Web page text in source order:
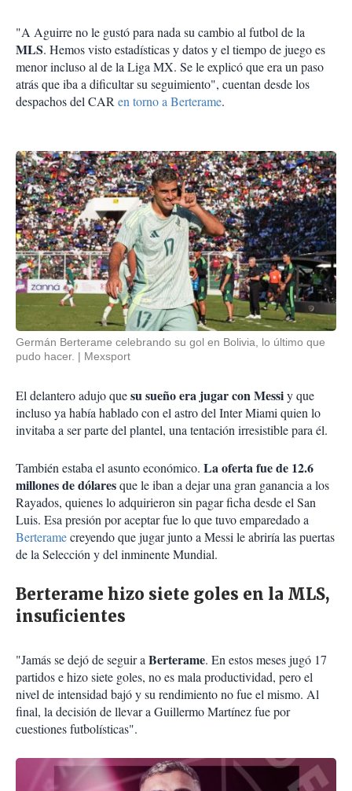
"A Aguirre no le gustó para nada su cambio al futbol de la
MLS. Hemos visto estadísticas y datos y el tiempo de juego es
menor incluso al de la Liga MX. Se le explicó que era un paso
atrás que iba a dificultar su seguimiento", cuentan desde los
despachos del CARen torno a Berterame.
Germán Berterame celebrando su gol en Bolivia, lo último que
pudo hacer.
Mexsport
El delantero adujo quesu sueño era jugar con Messiy que
incluso ya había hablado con el astro del Inter Miami quien lo
invitaba a ser parte del plantel, una tentación irresistible para él.
También estaba el asunto económico. La oferta fue de 12.6
millones de dólaresque le iban a dejar una gran ganancia a los
Rayados, quienes lo adquirieron sin pagar ficha desde el San
Luis. Esa presión por aceptar fue lo que tuvo emparedado a
Berteramecreyendo que jugar junto a Messi le abriría las puertas
de la Selección y del inminente Mundial.
Berterame hizo siete goles en la MLS,
insuficientes
"Jamás se dejó de seguir aBerterame. En estos meses jugó 17
partidos e hizo siete goles, no es mala productividad, pero el
nivel de intensidad bajó y su rendimiento no fue el mismo. Al
final, la decisión de llevar a Guillermo Martínez fue por
cuestiones futbolísticas".